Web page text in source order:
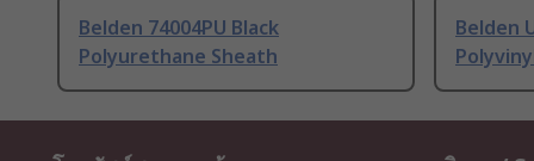
Belden 74004PU Black
Polyurethane Sheath
Belden